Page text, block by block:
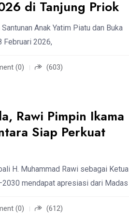
di Tanjung Priok
Anak Yatim Piatu dan Buka
Februari 2026,
(0) (603)
Rawi Pimpin Ikama
Siap Perkuat
H. Muhammad Rawi sebagai Ketua
mendapat apresiasi dari Madas
(0) (612)